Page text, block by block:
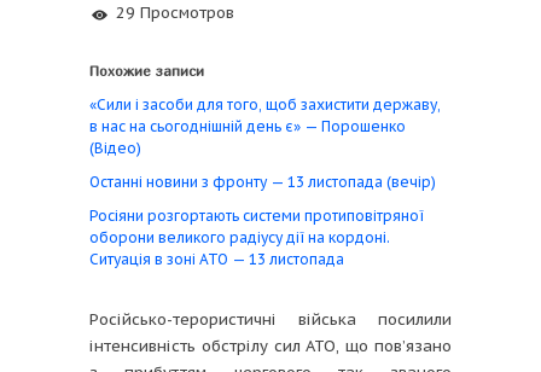
29 Просмотров
Похожие записи
«Сили і засоби для того, щоб захистити державу,
в нас на сьогоднішній день є» — Порошенко
(Відео)
Останні новини з фронту — 13 листопада (вечір)
Росіяни розгортають системи протиповітряної
оборони великого радіусу дії на кордоні.
Ситуація в зоні АТО — 13 листопада
Російсько-терористичні війська посилили
інтенсивність обстрілу сил АТО, що пов’язано